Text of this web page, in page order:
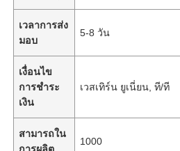
เวลาการส่ง
มอบ
5-8 วัน
เงื่อนไข
การชำระ
เงิน
เวสเทิร์น ยูเนี่ยน, ที/ที
สามารถใน
การผลิต
1000